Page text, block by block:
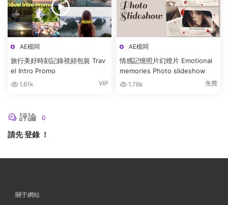
AE模闆
旅行美好時刻記錄視頻包裝 Trav
el Intro Promo
1.61k VIP
AE模闆
情感記憶照片幻燈片 Emotional
memories Photo slideshow
1.76k 免費
評論 0
請先登錄！
關于網站